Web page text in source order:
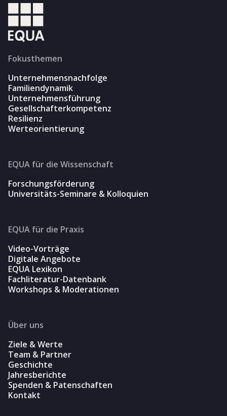
Fokusthemen
Unternehmensnachfolge
Familiendynamik
Unternehmensführung
Gesellschafterkompetenz
Resilienz
Werteorientierung
EQUA für die Wissenschaft
Forschungsförderung
Universitäts-Seminare & Kolloquien
EQUA für die Praxis
Video-Vorträge
Digitale Angebote
EQUA Lexikon
Fachliteratur-Datenbank
Workshops & Moderationen
Über uns
Ziele & Werte
Team & Partner
Geschichte
Jahresberichte
Spenden & Patenschaften
Kontakt